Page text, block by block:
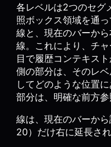
各レベルは2つのセグ
照ボックス領域を通
線と、現在のバーか
線。これにより、チ
目で履歴コンテキス
側の部分は、そのレ
してどのような位置
部分は、明確な前方参
線は、現在のバーか
20）だけ右に延長され